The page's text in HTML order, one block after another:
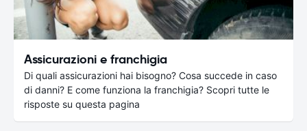
Assicurazioni e franchigia
Di quali assicurazioni hai bisogno? Cosa succede in caso
di danni? E come funziona la franchigia? Scopri tutte le
risposte su questa pagina